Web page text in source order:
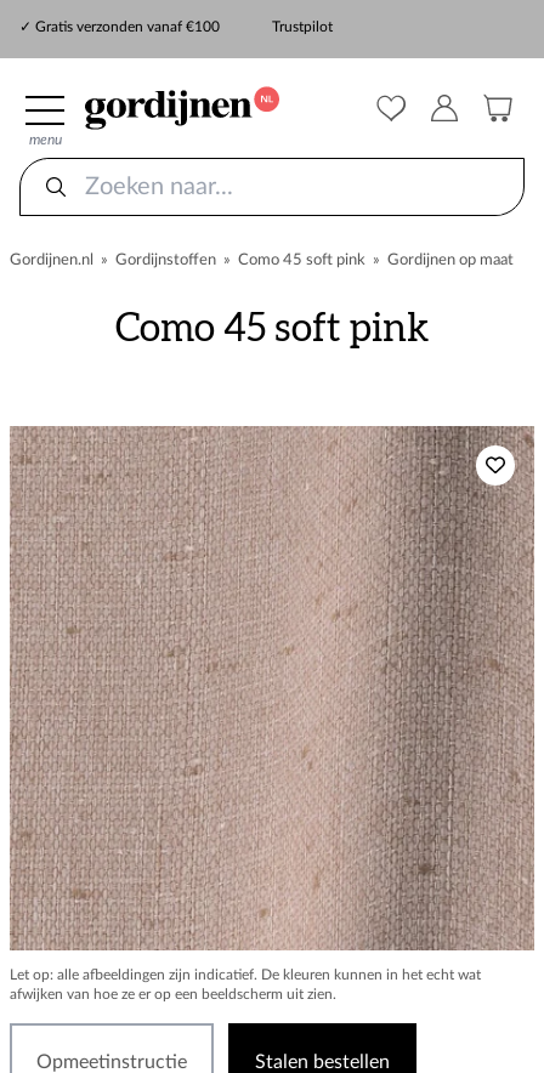
✓ Gratis verzonden vanaf €100
Trustpilot
menu
Gordijnen.nl » Gordijnstoffen » Como 45 soft pink » Gordijnen op maat
Como 45 soft pink
Let op: alle afbeeldingen zijn indicatief. De kleuren kunnen in het echt wat
afwijken van hoe ze er op een beeldscherm uit zien.
Opmeetinstructie Stalen bestellen